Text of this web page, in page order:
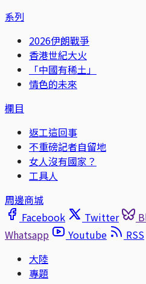
系列
2026伊朗戰爭
香港世紀大火
「中國有稀土」
情色的未來
欄目
返工這回事
不重磅記者自留地
女人沒有國家？
工具人
周邊商城
Facebook
Twitter
Whatsapp
Youtube
RSS
大陸
專題